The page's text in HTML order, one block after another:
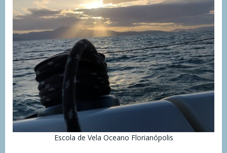
Escola de Vela Oceano Florianópolis